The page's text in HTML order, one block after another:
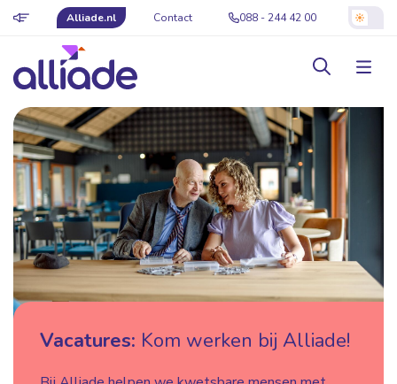
Alliade.nl Contact 088 - 244 42 00
Vacatures: Kom werken bij Alliade!